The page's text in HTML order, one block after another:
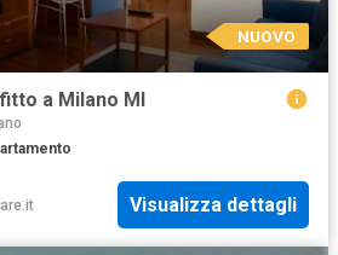
NUOVO
a Milano MI
Visualizza dettagli